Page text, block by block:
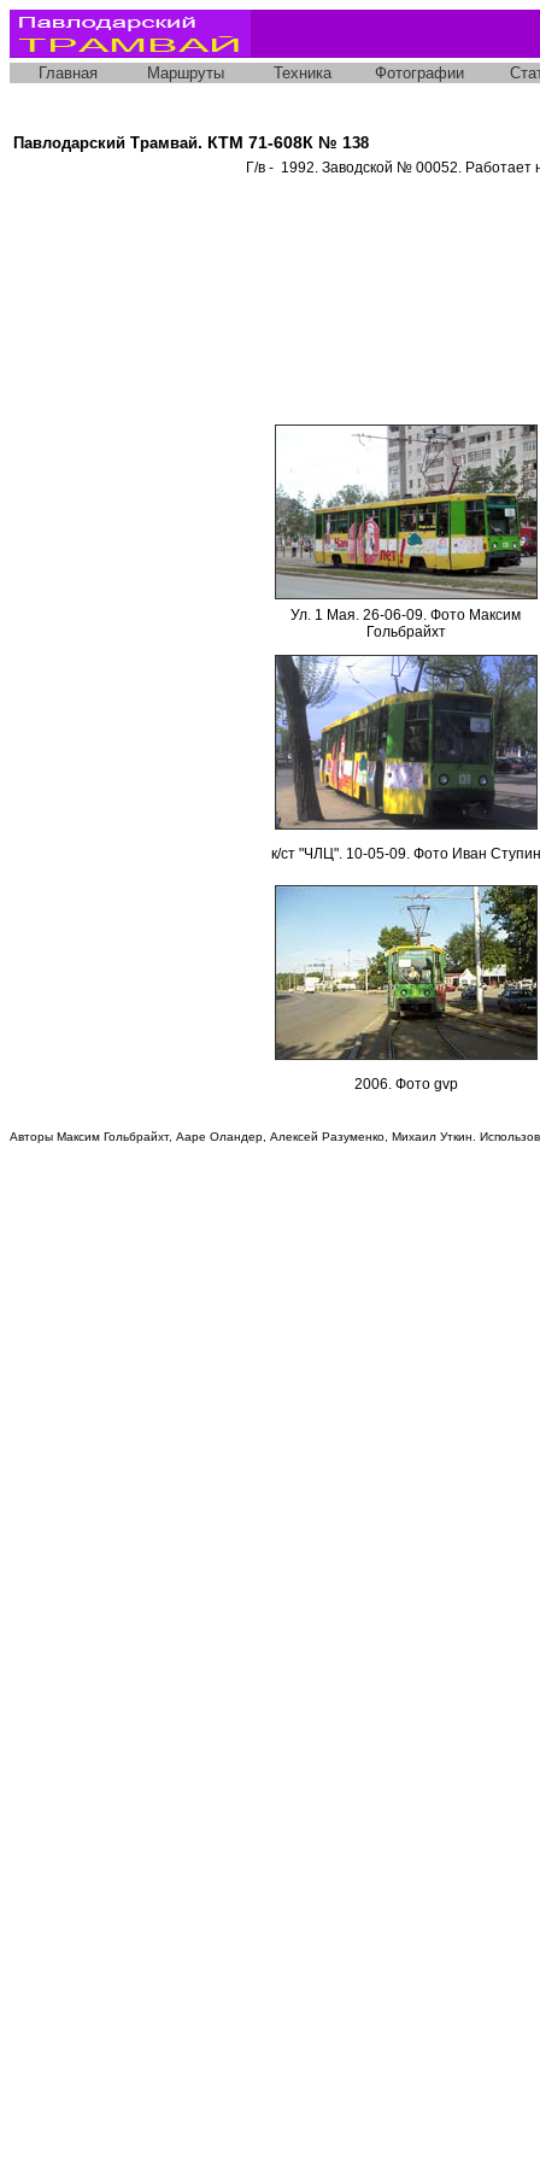
Главная Маршруты Техника Фотографии
Павлодарский Трамвай. КТМ 71-608К № 138
Г/в - 1992. Заводской № 00052. Работает
Ул. 1 Мая. 26-06-09. Фото Максим
Гольбрайхт
к/ст "ЧЛЦ". 10-05-09. Фото Иван Ступин
2006. Фото gvp
Авторы Максим Гольбрайхт, Ааре Оландер, Алексей Разуменко, Михаил Уткин.